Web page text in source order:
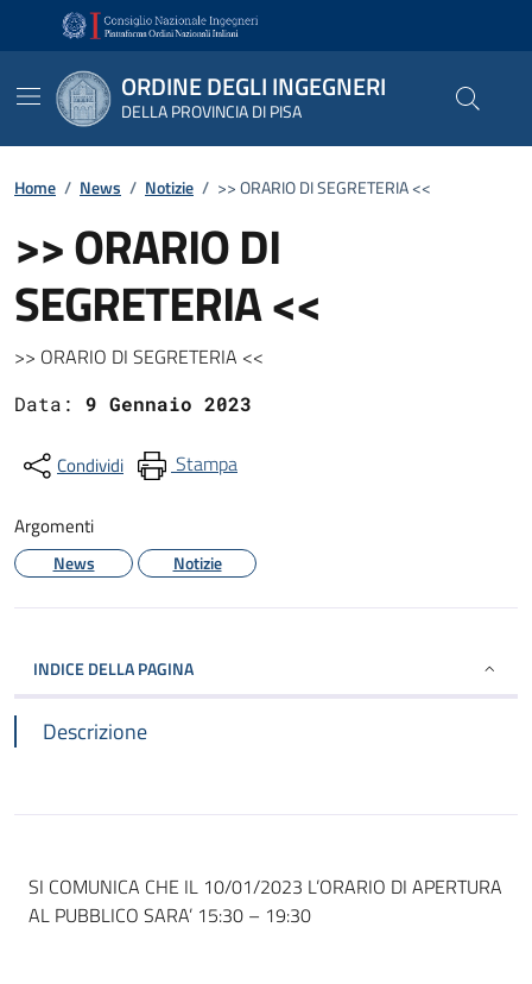
Vai ai contenuti
Vai al footer
ORDINE DEGLI INGEGNERI
DELLA PROVINCIA DI PISA
Home / News / Notizie / >> ORARIO DI SEGRETERIA <<
>> ORARIO DI
SEGRETERIA <<
Dettagli
>> ORARIO DI SEGRETERIA <<
Data: 9 Gennaio 2023
Condividi Stampa
Argomenti
News Notizie
INDICE DELLA PAGINA
Descrizione
SI COMUNICA CHE IL 10/01/2023 L’ORARIO DI APERTURA
AL PUBBLICO SARA’ 15:30 – 19:30